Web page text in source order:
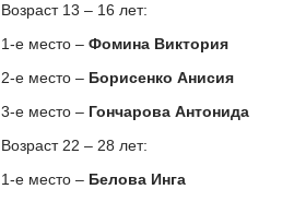
Возраст 13 – 16 лет:
1-е место – Фомина Виктория
2-е место – Борисенко Анисия
3-е место – Гончарова Антонида
Возраст 22 – 28 лет:
1-е место – Белова Инга